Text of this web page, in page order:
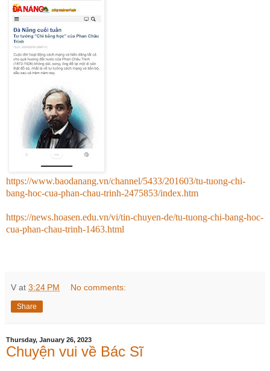
https://www.baodanang.vn/channel/5433/201603/tu-tuong-chi-
bang-hoc-cua-phan-chau-trinh-2475853/index.htm
https://news.hoasen.edu.vn/vi/tin-chuyen-de/tu-tuong-chi-bang-hoc-
cua-phan-chau-trinh-1463.html
V at 3:24 PM No comments:
Share
Thursday, January 26, 2023
Chuyện vui về Bác Sĩ